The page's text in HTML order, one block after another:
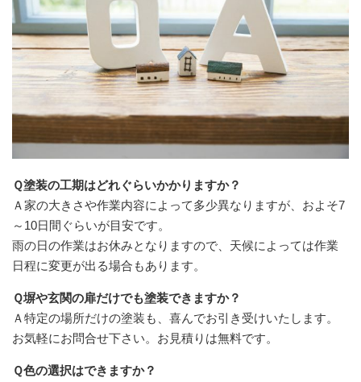
Ｑ塗装の工期はどれぐらいかかりますか？
Ａ家の大きさや作業内容によって多少異なりますが、およそ7
～10日間ぐらいが目安です。
雨の日の作業はお休みとなりますので、天候によっては作業
日程に変更が出る場合もあります。
Ｑ塀や玄関の扉だけでも塗装できますか？
Ａ特定の場所だけの塗装も、喜んでお引き受けいたします。
お気軽にお問合せ下さい。お見積りは無料です。
Ｑ色の選択はできますか？